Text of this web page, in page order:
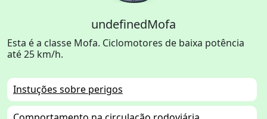
undefinedMofa
Esta é a classe Mofa. Ciclomotores de baixa potência
até 25 km/h.
Instuções sobre perigos